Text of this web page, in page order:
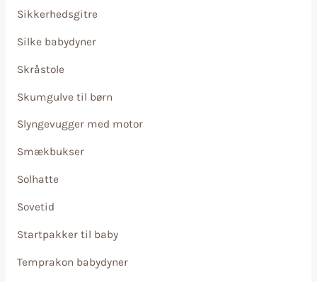
Sikkerhedsgitre
Silke babydyner
Skråstole
Skumgulve til børn
Slyngevugger med motor
Smækbukser
Solhatte
Sovetid
Startpakker til baby
Temprakon babydyner